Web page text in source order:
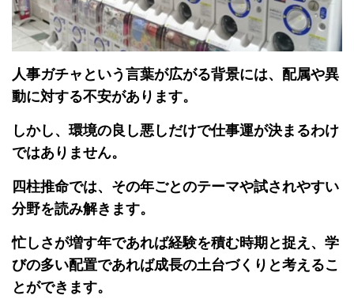
人事ガチャという言葉が広がる背景には、配属や異
動に対する不安があります。
しかし、環境の良し悪しだけで仕事運が決まるわけ
ではありません。
四柱推命では、その年ごとのテーマや試されやすい
分野を読み解きます。
忙しさが増す年であれば経験を積む時期と捉え、学
びの多い配置であれば成長の土台づくりと考えるこ
とができます。